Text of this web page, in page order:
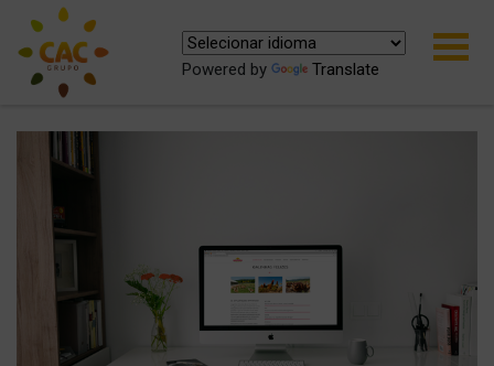
Powered by Translate